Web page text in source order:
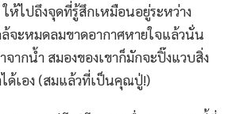
ห้ไปถึงจุดที่รู้สึกเหมือนอยู่ระหว่าง
ล้จะหมดลมขาดอากาศหายใจแล้วนั่น
ากน้ำ สมองของเขาก็มักจะปิ๊งแวบสิ่ง
ด้เอง (สมแล้วที่เป็นคุณปู่!)